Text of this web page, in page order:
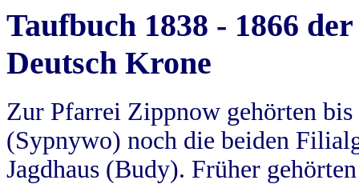
Taufbuch 1838 - 1866
Deutsch Krone
Zur Pfarrei Zippnow gehörten
(Sypnywo) noch die beiden
Jagdhaus (Budy). Früher